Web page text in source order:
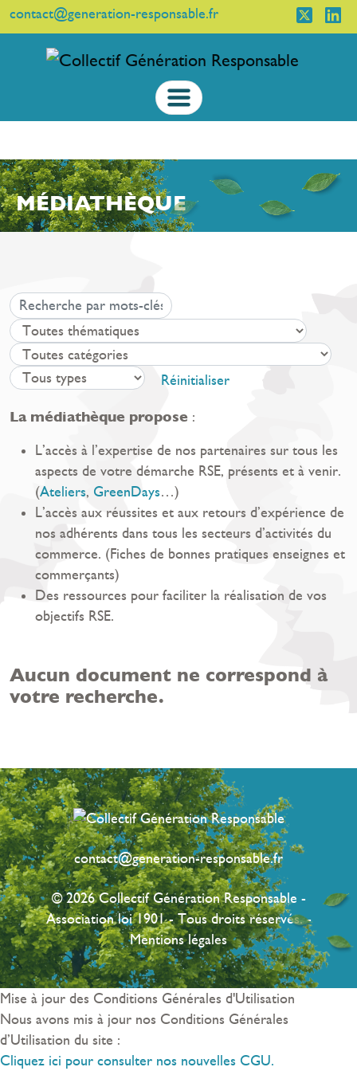
contact@generation-responsable.fr
MÉDIATHÈQUE
Réinitialiser
La médiathèque propose :
L’accès à l’expertise de nos partenaires sur tous les
aspects de votre démarche RSE, présents et à venir.
(Ateliers, GreenDays…)
L’accès aux réussites et aux retours d’expérience de
nos adhérents dans tous les secteurs d’activités du
commerce. (Fiches de bonnes pratiques enseignes et
commerçants)
Des ressources pour faciliter la réalisation de vos
objectifs RSE.
Aucun document ne correspond à
votre recherche.
contact@generation-responsable.fr
© 2026 Collectif Génération Responsable -
Association loi 1901 - Tous droits réservés. -
Mentions légales
Mise à jour des Conditions Générales d'Utilisation
Nous avons mis à jour nos Conditions Générales
d’Utilisation du site :
Cliquez ici pour consulter nos nouvelles CGU.